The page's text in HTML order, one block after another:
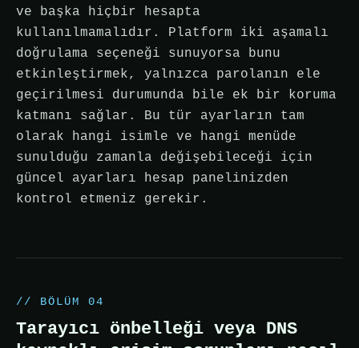
ve başka hiçbir hesapta
kullanılmamalıdır. Platform iki aşamalı
doğrulama seçeneği sunuyorsa bunu
etkinleştirmek, yalnızca parolanın ele
geçirilmesi durumunda bile ek bir koruma
katmanı sağlar. Bu tür ayarların tam
olarak hangi isimle ve hangi menüde
sunulduğu zamanla değişebileceği için
güncel ayarları hesap panelinizden
kontrol etmeniz gerekir.
// BÖLÜM 04
Tarayıcı önbelleği veya DNS